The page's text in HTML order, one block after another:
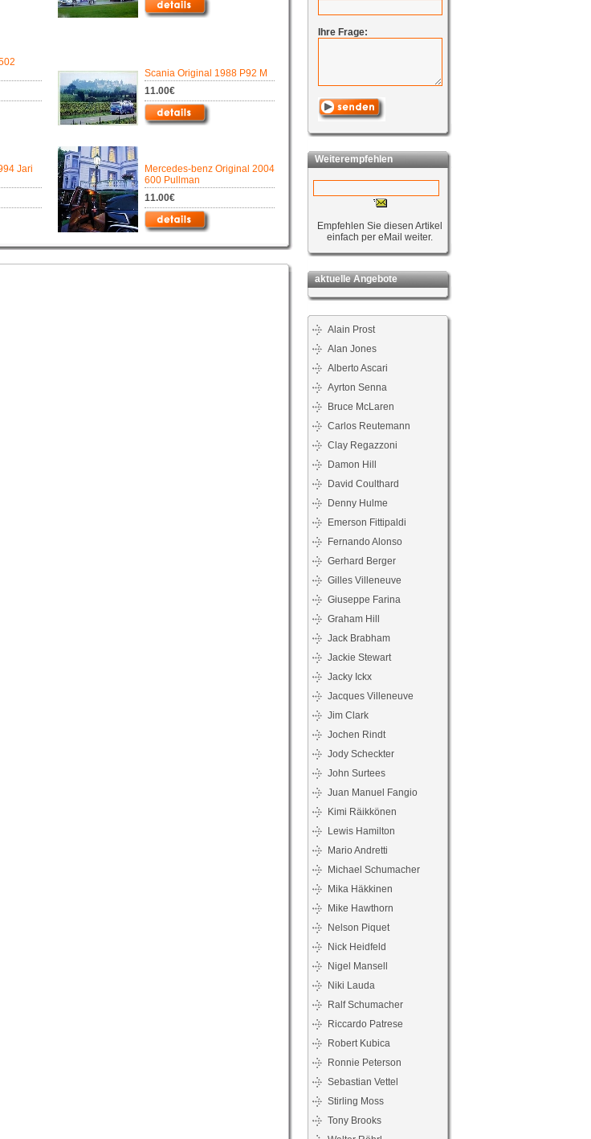
Scania Original 1988 P92 M
11.00€
Jari
Mercedes-benz Original 2004
600 Pullman
11.00€
Ihre Frage:
Weiterempfehlen
Empfehlen Sie diesen Artikel
einfach per eMail weiter.
aktuelle Angebote
Alain Prost
Alan Jones
Alberto Ascari
Ayrton Senna
Bruce McLaren
Carlos Reutemann
Clay Regazzoni
Damon Hill
David Coulthard
Denny Hulme
Emerson Fittipaldi
Fernando Alonso
Gerhard Berger
Gilles Villeneuve
Giuseppe Farina
Graham Hill
Jack Brabham
Jackie Stewart
Jacky Ickx
Jacques Villeneuve
Jim Clark
Jochen Rindt
Jody Scheckter
John Surtees
Juan Manuel Fangio
Kimi Räikkönen
Lewis Hamilton
Mario Andretti
Michael Schumacher
Mika Häkkinen
Mike Hawthorn
Nelson Piquet
Nick Heidfeld
Nigel Mansell
Niki Lauda
Ralf Schumacher
Riccardo Patrese
Robert Kubica
Ronnie Peterson
Sebastian Vettel
Stirling Moss
Tony Brooks